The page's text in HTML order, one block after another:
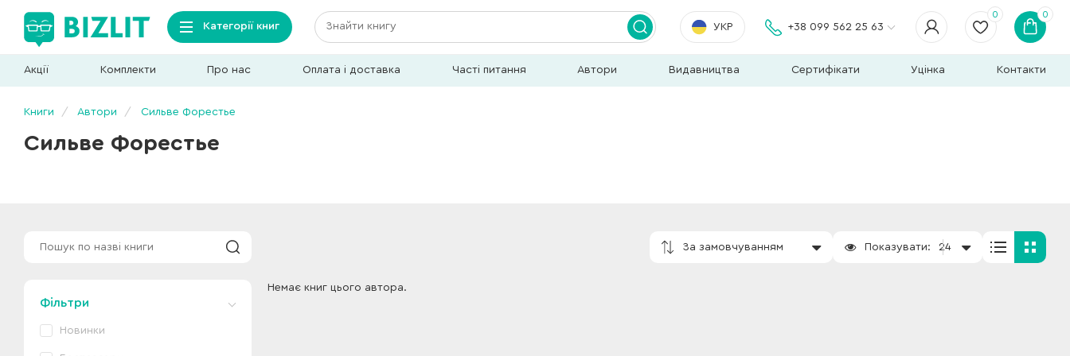
Категорії книг УКР +38 099 562 25 63
0 0
Акції Комплекти Про нас Оплата і доставка Часті питання Автори Видавництва Сертифікати Уцінка Контакти
Книги Автори Сильве Форестье
Сильве Форестье
За замовчуванням Показувати: 24
Фільтри
Новинки
Немає книг цього автора.